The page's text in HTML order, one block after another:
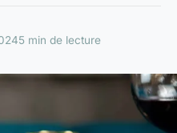
5 min de lecture